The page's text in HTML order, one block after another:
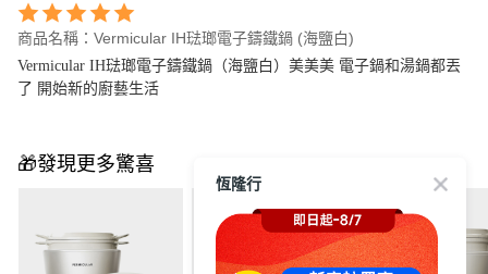
商品名稱：Vermicular IH琺瑯電子鑄鐵鍋 (海鹽白)
Vermicular IH琺瑯電子鑄鐵鍋（海鹽白）美美美 電子鍋和湯鍋都丟
了 開始新的廚藝生活
🎁發現更多驚喜
恆隆行